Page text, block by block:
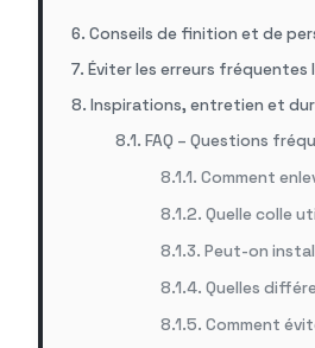
Conseils de finition et de
Éviter les erreurs fréquentes
Inspirations, entretien et
FAQ – Questions
Comment
Quelle colle
Peut-on
Quelles
Comment